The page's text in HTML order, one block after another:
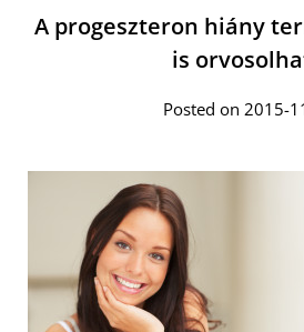
A progeszteron hiány
is
Posted on 2015-